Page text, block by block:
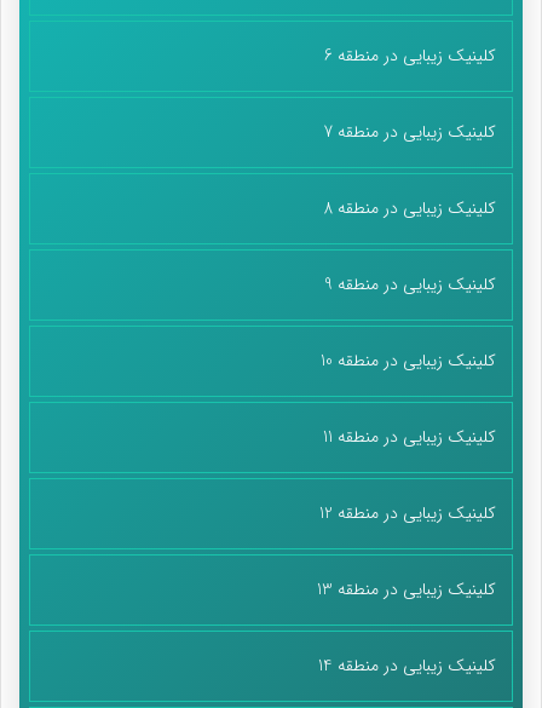
کلینیک زیبایی در منطقه 6
کلینیک زیبایی در منطقه 7
کلینیک زیبایی در منطقه 8
کلینیک زیبایی در منطقه 9
کلینیک زیبایی در منطقه 10
کلینیک زیبایی در منطقه 11
کلینیک زیبایی در منطقه 12
کلینیک زیبایی در منطقه 13
کلینیک زیبایی در منطقه 14